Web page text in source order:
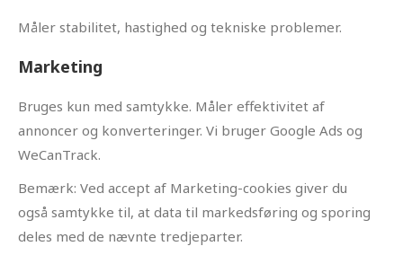
Måler stabilitet, hastighed og tekniske problemer.
Marketing
Bruges kun med samtykke. Måler effektivitet af
annoncer og konverteringer. Vi bruger Google Ads og
WeCanTrack.
Bemærk: Ved accept af Marketing-cookies giver du
også samtykke til, at data til markedsføring og sporing
deles med de nævnte tredjeparter.